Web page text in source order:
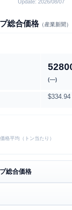
Update: 2026/08/07
総合価格（産業新聞）
(―)
$334.94
格平均（トン当たり）
総合価格